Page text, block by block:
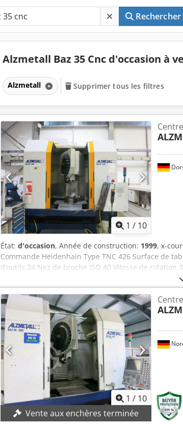
Rechercher
Alzmetall Baz 35 Cnc d'occasion à
Alzmetall Supprimer tous les filtres
1 / 10
État: d'occasion, Année de construction: 1999, x-
Commande Heidenhain Type TNC 426 Surface de
d’outils 24 Nez de broche ISO 40 Vitesse de
Dimensions d’encombrement env. 4,2x3,3x3,15 m
l’exploitant et sont donc données sans
nos conditions commerciales et de vente
15 000 m² de surface de stockage, capacité de
Vous souhaitez vendre des machines, des lignes de
Eek Contactez-nous. Retrouvez d’autres offres sur
rendez-vous. Nous serions ravis de vous accueillir.
1 / 10
Vente aux enchères terminée